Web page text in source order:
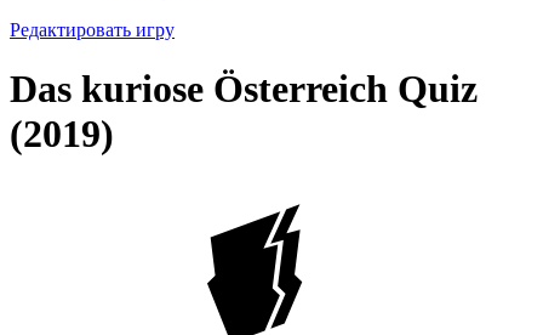
Редактировать игру
Das kuriose Österreich Quiz
(2019)